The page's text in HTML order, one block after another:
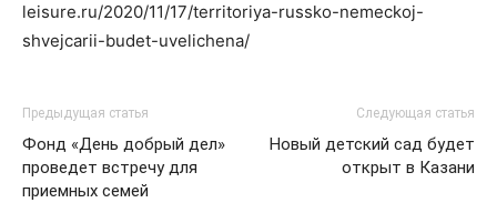
leisure.ru/2020/11/17/territoriya-russko-nemeckoj-
shvejcarii-budet-uvelichena/
Предыдущая статья
Фонд «День добрый дел»
проведет встречу для
приемных семей
Следующая статья
Новый детский сад будет
открыт в Казани